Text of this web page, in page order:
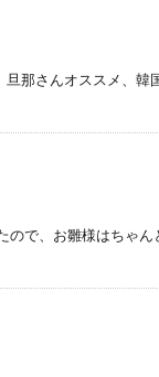
旦那さんオススメ、韓
ので、お雛様はちゃん